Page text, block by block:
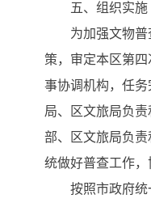
五、组织实施
为加强文物
策，审定本区第
事协调机构，任
局、区文旅局负
部、区文旅局负
统做好普查工作，
按照市政府